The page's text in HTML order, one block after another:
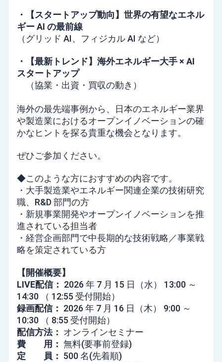
・【スタートアップ動向】世界の有望なエネル
ギー AI の最前線
（グリッド AI、フィジカル AI など）
・【最新トレンド】海外エネルギー大手 × AI
スタートアップ
（協業・出資・買収の動き）
海外の最先端事例から、日本のエネルギー業界
や製造業におけるオープンイノベーションの確
かなヒントを探る貴重な機会となります。
ぜひご参加ください。
◆このような方におすすめの内容です。
・大手製造業やエネルギー関連企業の技術研究
職、R&D 部門の方
・新規事業開発やオープンイノベーションを推
進されている担当者
・経営企画部門で中長期的な技術戦略／事業戦
略を策定されている方
【開催概要】
LIVE配信： 2026 年 7 月 15 日（水） 13:00 ～
14:30 （ 12:55 受付開始）
録画配信： 2026 年 7 月 16 日（木） 9:00 ～
10:30 （ 8:55 受付開始）
配信方法： オンラインセミナー
費 用： 無料(要事前登録)
定 員： 500 名(先着順)